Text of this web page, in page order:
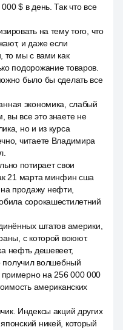
$ в день. Так что все
на тему того, что
и даже если
то мы с вами как
подорожание товаров.
было бы сделать все
экономика, слабый
вы все это знаете не
но и из курса
читаете Владимира
потирает свои
21 марта минфин сша
продажу нефти,
сорокашестилетний
штатов америки,
с которой воюют.
нефть дешевеет,
получил волшебный
на 256 000 000
американских
Индексы акций других
никей, который